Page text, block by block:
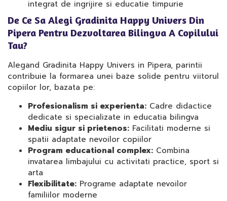
integrat de ingrijire si educatie timpurie
De Ce Sa Alegi Gradinita Happy Univers Din
Pipera Pentru Dezvoltarea Bilingva A Copilului
Tau?
Alegand Gradinita Happy Univers in Pipera, parintii
contribuie la formarea unei baze solide pentru viitorul
copiilor lor, bazata pe:
Profesionalism si experienta: Cadre didactice
dedicate si specializate in educatia bilingva
Mediu sigur si prietenos: Facilitati moderne si
spatii adaptate nevoilor copiilor
Program educational complex: Combina
invatarea limbajului cu activitati practice, sport si
arta
Flexibilitate: Programe adaptate nevoilor
familiilor moderne